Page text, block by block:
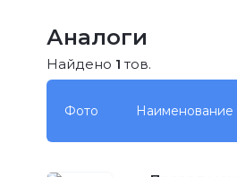
Аналоги
Найдено 1 тов.
Фото Наименование